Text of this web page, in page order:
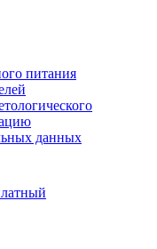
питания
данных